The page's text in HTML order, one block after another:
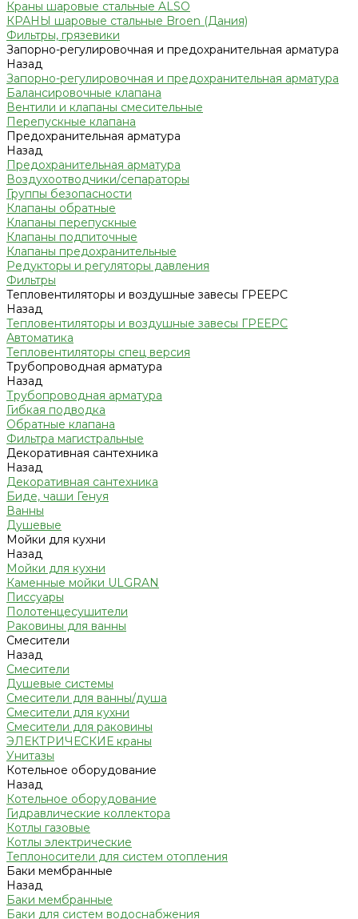
Краны шаровые стальные ALSO
КРАНЫ шаровые стальные Broen (Дания)
Фильтры, грязевики
Запорно-регулировочная и предохранительная арматура
Назад
Запорно-регулировочная и предохранительная арматура
Балансировочные клапана
Вентили и клапаны смесительные
Перепускные клапана
Предохранительная арматура
Назад
Предохранительная арматура
Воздухоотводчики/сепараторы
Группы безопасности
Клапаны обратные
Клапаны перепускные
Клапаны подпиточные
Клапаны предохранительные
Редукторы и регуляторы давления
Фильтры
Тепловентиляторы и воздушные завесы ГРЕЕРС
Назад
Тепловентиляторы и воздушные завесы ГРЕЕРС
Автоматика
Тепловентиляторы спец версия
Трубопроводная арматура
Назад
Трубопроводная арматура
Гибкая подводка
Обратные клапана
Фильтра магистральные
Декоративная сантехника
Назад
Декоративная сантехника
Биде, чаши Генуя
Ванны
Душевые
Мойки для кухни
Назад
Мойки для кухни
Каменные мойки ULGRAN
Писсуары
Полотенцесушители
Раковины для ванны
Смесители
Назад
Смесители
Душевые системы
Смесители для ванны/душа
Смесители для кухни
Смесители для раковины
ЭЛЕКТРИЧЕСКИЕ краны
Унитазы
Котельное оборудование
Назад
Котельное оборудование
Гидравлические коллектора
Котлы газовые
Котлы электрические
Теплоносители для систем отопления
Баки мембранные
Назад
Баки мембранные
Баки для систем водоснабжения